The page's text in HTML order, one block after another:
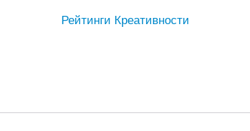
Рейтинги Креативности